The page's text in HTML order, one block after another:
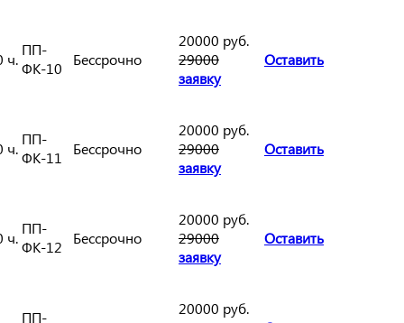
ч.
ПП-
ФК-10
Бессрочно
20000 руб.
29000
Оставить
заявку
ч.
ПП-
ФК-11
Бессрочно
20000 руб.
29000
Оставить
заявку
ч.
ПП-
ФК-12
Бессрочно
20000 руб.
29000
Оставить
заявку
ПП-
20000 руб.